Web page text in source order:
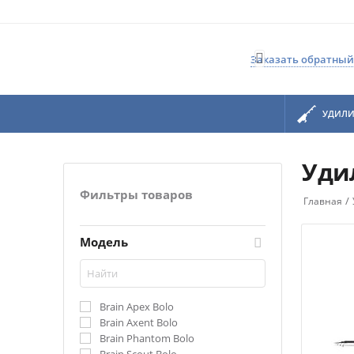

Заказать
Фильтры товаров
Модель
Brain Apex Bolo
Brain Axent Bolo
Brain Phantom Bolo
Главная /